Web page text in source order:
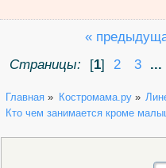
«
Страницы:
[1] 2 3 ...
Главная » Костромама.ру»
Кто чем занимается кроме